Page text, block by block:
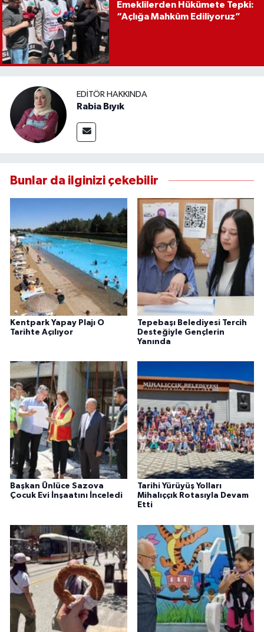
Emeklilerden Hükümete Tepki:
“Açlığa Mahkûm Ediliyoruz”
EDITÖR HAKKINDA
Rabia Bıyık
Bunlar da ilginizi çekebilir
Kentpark Yapay Plajı O
Tarihte Açılıyor
Tepebaşı Belediyesi Tercih
Desteğiyle Gençlerin
Yanında
Başkan Ünlüce Sazova
Çocuk Evi İnşaatını İnceledi
Tarihi Yürüyüş Yolları
Mihalıççık Rotasıyla Devam
Etti